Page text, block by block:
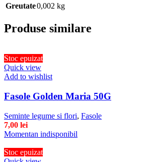
Greutate0,002 kg
Produse similare
Stoc epuizat
Quick view
Add to wishlist
Fasole Golden Maria 50G
Seminte legume si flori, Fasole
7,00 lei
Momentan indisponibil
Stoc epuizat